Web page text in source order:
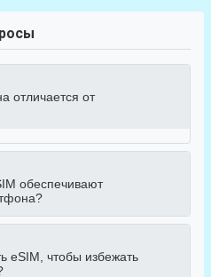
отличается от
обеспечивают
eSIM, чтобы избежать